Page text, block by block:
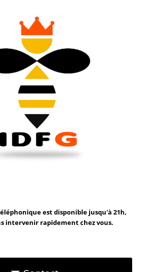
est disponible jusqu'à 21h,
intervenir rapidement chez vous.